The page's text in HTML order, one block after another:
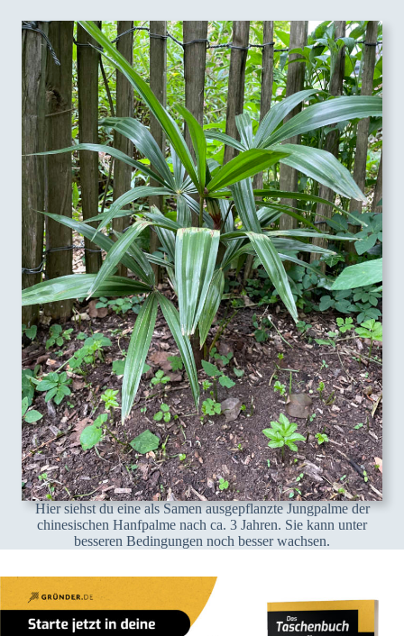
Hier siehst du eine als Samen ausgepflanzte Jungpalme der
chinesischen Hanfpalme nach ca. 3 Jahren. Sie kann unter
besseren Bedingungen noch besser wachsen.